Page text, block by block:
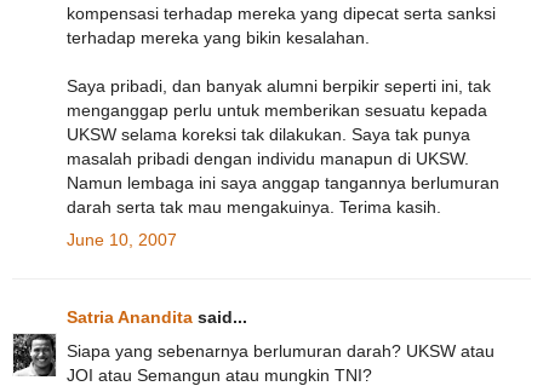
kompensasi terhadap mereka yang dipecat serta sanksi
terhadap mereka yang bikin kesalahan.
Saya pribadi, dan banyak alumni berpikir seperti ini, tak
menganggap perlu untuk memberikan sesuatu kepada
UKSW selama koreksi tak dilakukan. Saya tak punya
masalah pribadi dengan individu manapun di UKSW.
Namun lembaga ini saya anggap tangannya berlumuran
darah serta tak mau mengakuinya. Terima kasih.
June 10, 2007
Satria Anandita said...
Siapa yang sebenarnya berlumuran darah? UKSW atau
JOI atau Semangun atau mungkin TNI?